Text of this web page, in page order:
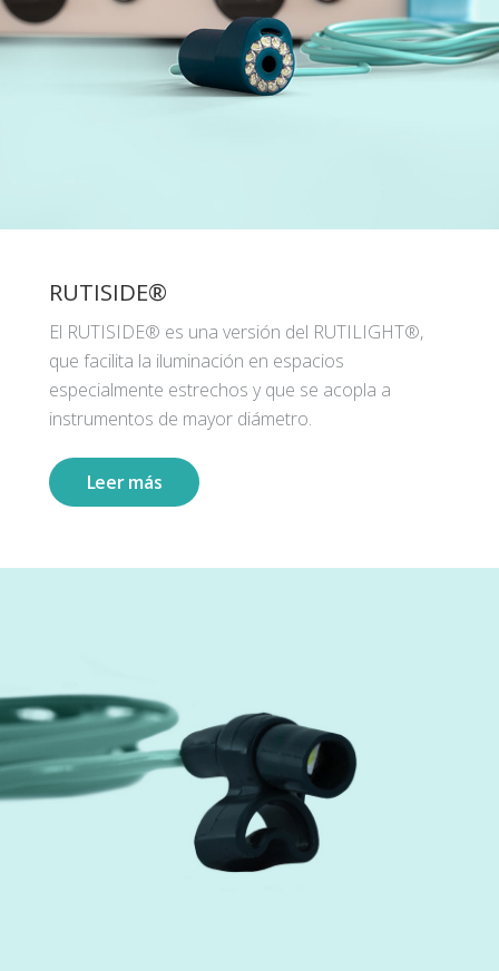
RUTISIDE®
El RUTISIDE® es una versión del RUTILIGHT®,
que facilita la iluminación en espacios
especialmente estrechos y que se acopla a
instrumentos de mayor diámetro.
Leer más